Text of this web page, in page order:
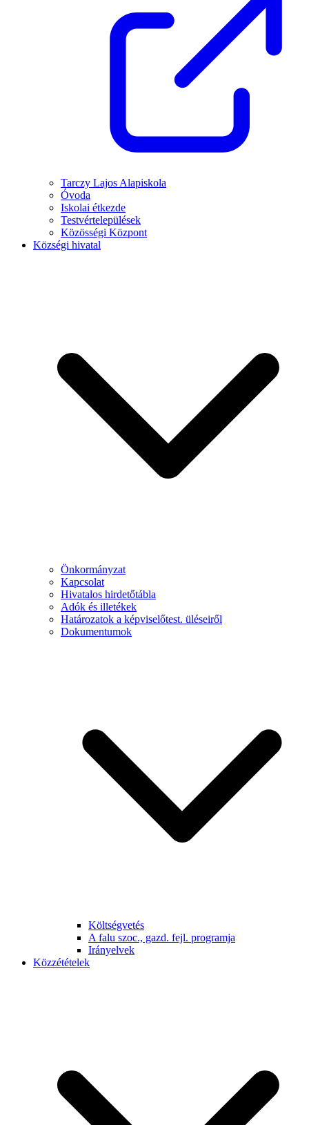
Tarczy Lajos Alapiskola
Óvoda
Iskolai étkezde
Testvértelepülések
Közösségi Központ
Községi hivatal
Önkormányzat
Kapcsolat
Hivatalos hirdetőtábla
Adók és illetékek
Határozatok a képviselőtest. üléseiről
Dokumentumok
Költségvetés
A falu szoc., gazd. fejl. programja
Irányelvek
Közzétételek